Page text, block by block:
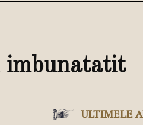
imbunatatit
ULTIMELE